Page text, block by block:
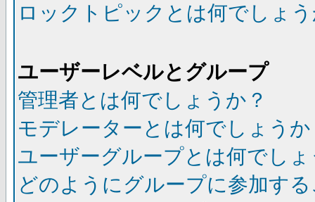
ロックトピックとは何でしょ
ユーザーレベルとグループ
管理者とは何でしょうか？
モデレーターとは何でしょうか
ユーザーグループとは何でし
どのようにグループに参加す